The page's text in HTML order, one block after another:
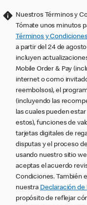
Nuestros Términos y
Tómate unos minutos
Términos y
a partir del 24 de
incluyen
Mobile Order & Pay
internet o como
reembolsos), el
(incluyendo las
las cuales pueden
estos), funciones de
tarjetas digitales de
disputas y el proceso
usando nuestro sitio
aceptas el acuerdo
Condiciones. También
nuestra Declaración de
propósito de reflejar